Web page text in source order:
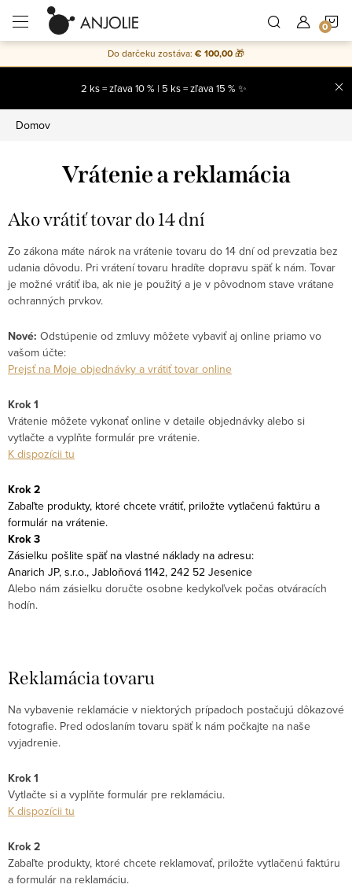
obsah
Do darčeku zostáva: € 100,00🎁
2 ks = zľava 10 % | 5 ks = zľava 15 % ✨
Domov
Vrátenie a reklamácia
Ako vrátiť tovar do 14 dní
Zo zákona máte nárok na vrátenie tovaru do 14 dní od prevzatia bez
udania dôvodu. Pri vrátení tovaru hradíte dopravu späť k nám. Tovar
je možné vrátiť iba, ak nie je použitý a je v pôvodnom stave vrátane
ochranných prvkov.
Nové: Odstúpenie od zmluvy môžete vybaviť aj online priamo vo
vašom účte:
Prejsť na Moje objednávky a vrátiť tovar online
Krok 1
Vrátenie môžete vykonať online v detaile objednávky alebo si
vytlačte a vyplňte formulár pre vrátenie.
K dispozícii tu
Krok 2
Zabaľte produkty, ktoré chcete vrátiť, priložte vytlačenú faktúru a
formulár na vrátenie.
Krok 3
Zásielku pošlite späť na vlastné náklady na adresu:
Anarich JP, s.r.o., Jabloňová 1142, 242 52 Jesenice
Alebo nám zásielku doručte osobne kedykoľvek počas otváracích
hodín.
Reklamácia tovaru
Na vybavenie reklamácie v niektorých prípadoch postačujú dôkazové
fotografie. Pred odoslaním tovaru späť k nám počkajte na naše
vyjadrenie.
Krok 1
Vytlačte si a vyplňte formulár pre reklamáciu.
K dispozícii tu
Krok 2
Zabaľte produkty, ktoré chcete reklamovať, priložte vytlačenú faktúru
a formulár na reklamáciu.